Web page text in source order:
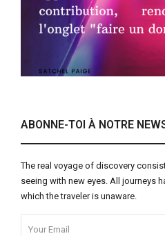
ABONNE-TOI À NOTRE
The real voyage of discovery
seeing with new eyes. All journeys
which the traveler is unaware.